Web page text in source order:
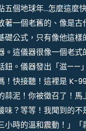
五個地球年…怎麼這麼
著一個老舊的、像是
礎公式，只有像他這
。這儀器很像一個老
鈕。儀器發出「滋——
！快接聽！這裡是 K-
蒜泥！你被徵召了！
味？等等！我聞到的
小時的溫和震動！」